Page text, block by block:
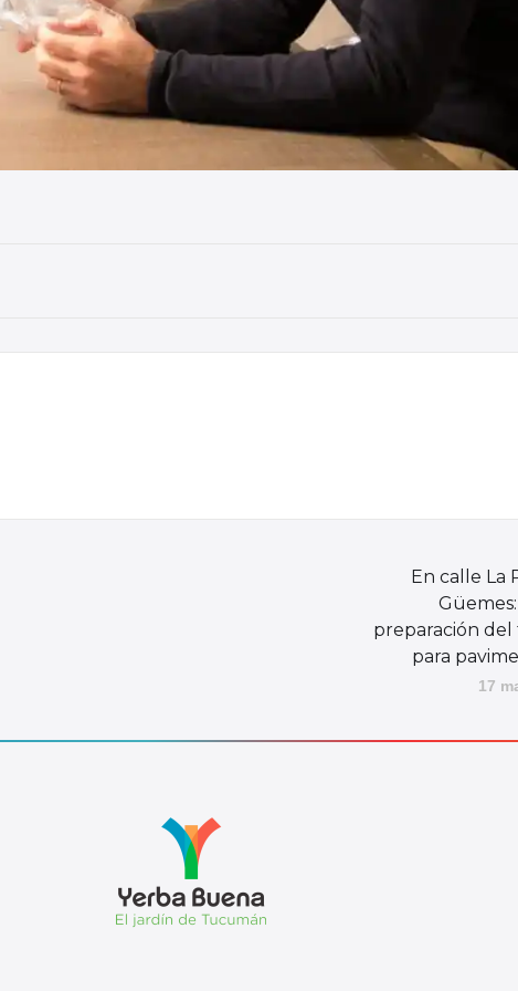
En calle La
preparación
para
17